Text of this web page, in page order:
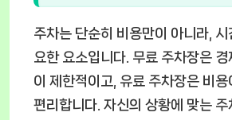
주차는 단순히 비용만이 아니라,
요한 요소입니다. 무료 주차장은
이 제한적이고, 유료 주차장은 비용
편리합니다. 자신의 상황에 맞는 주